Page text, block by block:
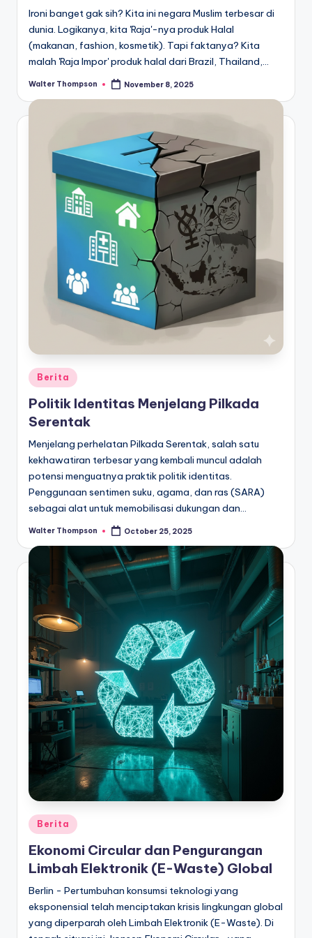
Ironi banget gak sih? Kita ini negara Muslim terbesar di
dunia. Logikanya, kita 'Raja'-nya produk Halal
(makanan, fashion, kosmetik). Tapi faktanya? Kita
malah 'Raja Impor' produk halal dari Brazil, Thailand,…
Posted
Walter Thompson November 8, 2025
Posted
in
Berita
Politik Identitas Menjelang Pilkada
Serentak
Menjelang perhelatan Pilkada Serentak, salah satu
kekhawatiran terbesar yang kembali muncul adalah
potensi menguatnya praktik politik identitas.
Penggunaan sentimen suku, agama, dan ras (SARA)
sebagai alat untuk memobilisasi dukungan dan…
Posted
Walter Thompson October 25, 2025
Posted
in
Berita
Ekonomi Circular dan Pengurangan
Limbah Elektronik (E-Waste) Global
Berlin - Pertumbuhan konsumsi teknologi yang
eksponensial telah menciptakan krisis lingkungan global
yang diperparah oleh Limbah Elektronik (E-Waste). Di